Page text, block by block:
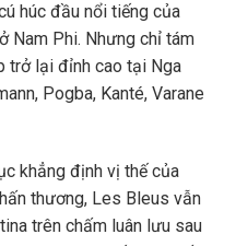
húc đầu nổi tiếng của
Nam Phi. Nhưng chỉ tám
trở lại đỉnh cao tại Nga
Pogba, Kanté, Varane
khẳng định vị thế của
thương, Les Bleus vẫn
trên chấm luân lưu sau